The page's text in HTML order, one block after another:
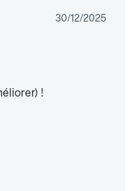
30/12/2025
!